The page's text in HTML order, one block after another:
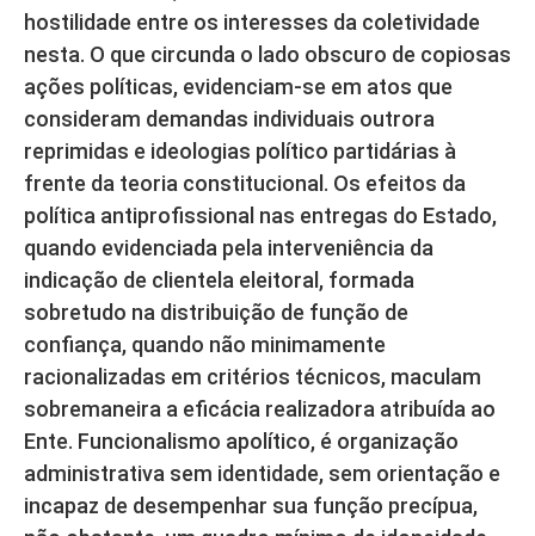
hostilidade entre os interesses da coletividade
nesta. O que circunda o lado obscuro de copiosas
ações políticas, evidenciam-se em atos que
consideram demandas individuais outrora
reprimidas e ideologias político partidárias à
frente da teoria constitucional. Os efeitos da
política antiprofissional nas entregas do Estado,
quando evidenciada pela interveniência da
indicação de clientela eleitoral, formada
sobretudo na distribuição de função de
confiança, quando não minimamente
racionalizadas em critérios técnicos, maculam
sobremaneira a eficácia realizadora atribuída ao
Ente. Funcionalismo apolítico, é organização
administrativa sem identidade, sem orientação e
incapaz de desempenhar sua função precípua,